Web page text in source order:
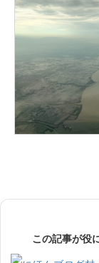
この記事が役